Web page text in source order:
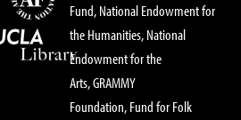
Fund, National Endowment for
the Humanities, National
Endowment for the
Arts, GRAMMY
Foundation, Fund for Folk